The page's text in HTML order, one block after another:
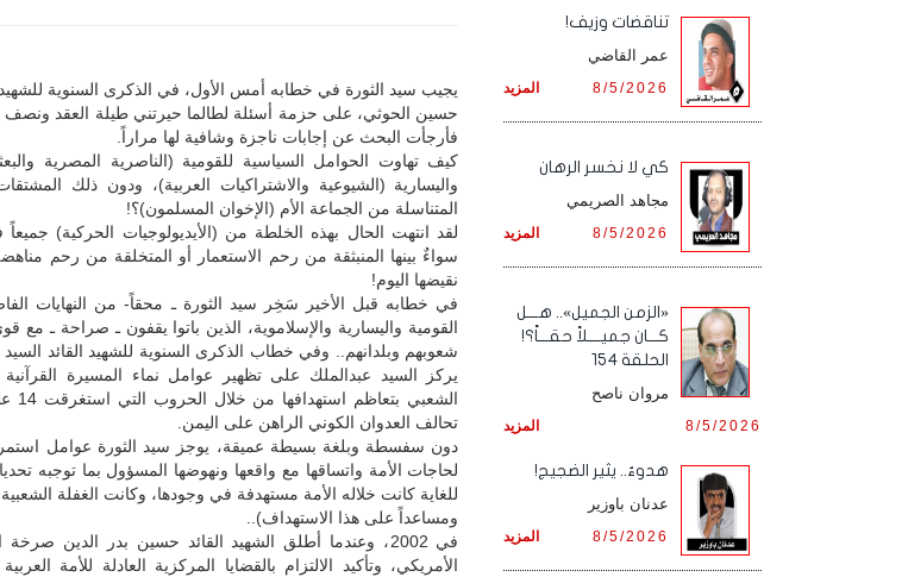
يجيب سيد الثورة في خطابه أمس الأول، في الذكرى السنوية للشهيد
حسين الحوثي، على حزمة أسئلة لطالما حيرتني طيلة العقد ونصف
فأرجأت البحث عن إجابات ناجزة وشافية لها مراراً.
كيف تهاوت الحوامل السياسية للقومية (الناصرية المصرية
واليسارية (الشيوعية والاشتراكيات العربية)، ودون ذلك
المتناسلة من الجماعة الأم (الإخوان المسلمون)؟!
لقد انتهت الحال بهذه الخلطة من (الأيديولوجيات الحركية) جميعاً
سواءٌ بينها المنبثقة من رحم الاستعمار أو المتخلقة من رحم
نقيضها اليوم!
في خطابه قبل الأخير سَخِر سيد الثورة ـ محقاً- من النهايات
القومية واليسارية والإسلاموية، الذين باتوا يقفون ـ صراحة ـ مع
شعوبهم وبلدانهم.. وفي خطاب الذكرى السنوية للشهيد القائد
يركز السيد عبدالملك على تظهير عوامل نماء المسيرة القرآنية
تحالف العدوان الكوني الراهن على اليمن.
دون سفسطة وبلغة بسيطة عميقة، يوجز سيد الثورة عوامل
لحاجات الأمة واتساقها مع واقعها ونهوضها المسؤول بما توجبه
للغاية كانت خلاله الأمة مستهدفة في وجودها، وكانت الغفلة
ومساعداً على هذا الاستهداف)..
في 2002، وعندما أطلق الشهيد القائد حسين بدر الدين
الأمريكي، وتأكيد الالتزام بالقضايا المركزية العادلة للأمة
تناقضات وزيف!
عمر القاضي
المزيد 8/5/2026
كي لا نخسر الرهان
مجاهد الصريمي
المزيد 8/5/2026
«الزمن الجميل».. هـــل
كـــان جميــــلاً حقـــاً؟!
الحلقة 154
مروان ناصح
المزيد 8/5/2026
هدوءٌ.. يثير الضجيج!
عدنان باوزير
المزيد 8/5/2026